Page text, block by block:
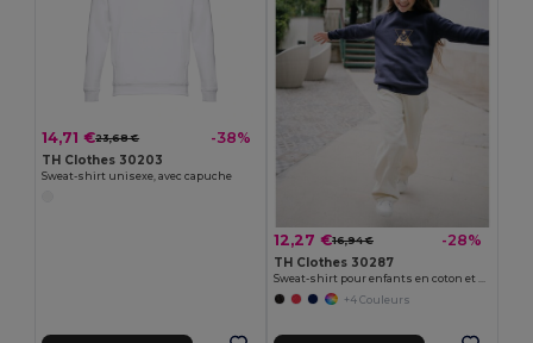
14,71 €23,68 € -38%
TH Clothes 30203
Sweat-shirt unisexe, avec capuche
12,27 €16,94 € -28%
TH Clothes 30287
+4 Couleurs